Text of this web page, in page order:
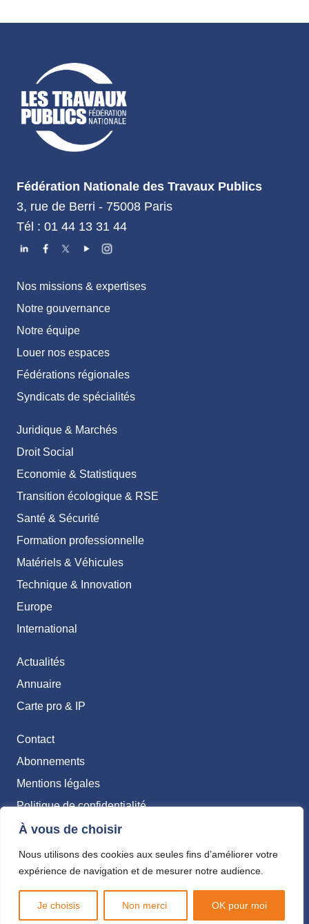
À vous de choisir
Nous utilisons des cookies aux seules fins d’améliorer votre
expérience de navigation et de mesurer notre audience.
Je choisis Non merci OK pour moi
Fédération Nationale des Travaux Publics
3, rue de Berri - 75008 Paris
Tél : 01 44 13 31 44
Nos missions & expertises
Notre gouvernance
Notre équipe
Louer nos espaces
Fédérations régionales
Syndicats de spécialités
Juridique & Marchés
Droit Social
Economie & Statistiques
Transition écologique & RSE
Santé & Sécurité
Formation professionnelle
Matériels & Véhicules
Technique & Innovation
Europe
International
Actualités
Annuaire
Carte pro & IP
Contact
Abonnements
Mentions légales
Politique de confidentialité